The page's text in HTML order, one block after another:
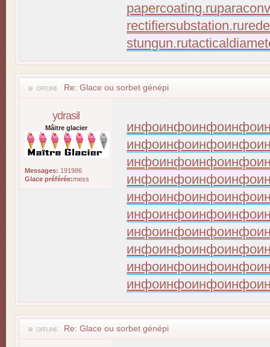
papercoating.ru
rectifiersubstation.ru
stungun.ru
Re: Glace ou sorbet génépi
ydrasil
Mâitre glacier
Messages: 191986
Glace préférée:mess
инфоинфоинфоинфо
инфоинфоинфоинфо
инфоинфоинфоинфо
инфоинфоинфоинфо
инфоинфоинфоинфо
инфоинфоинфоинфо
инфоинфоинфоинфо
инфоинфоинфоинфо
инфоинфоинфоинфо
инфоинфоинфоинфо
Re: Glace ou sorbet génépi